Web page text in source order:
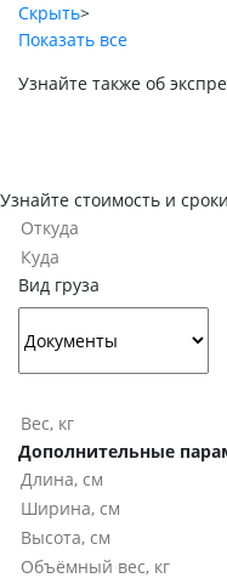
Скрыть>
Показать все
Узнайте также об
Узнайте стоимость и
Вид груза
Дополнительные